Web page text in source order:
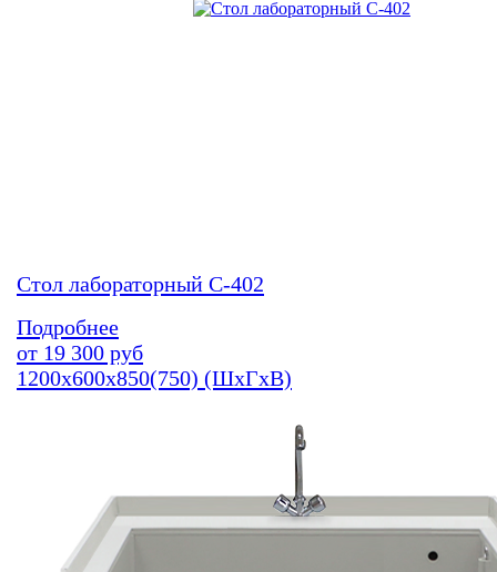
Стол лабораторный С-402
Подробнее
от 19 300 руб
1200х600х850(750) (ШхГхВ)